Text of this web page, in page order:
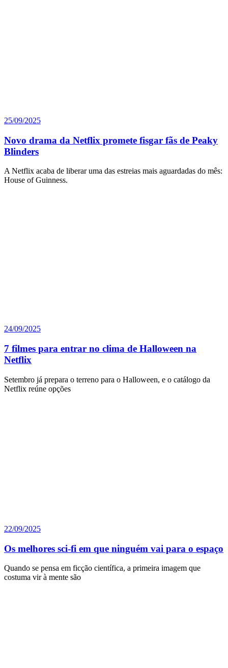
25/09/2025
Novo drama da Netflix promete fisgar fãs de Peaky
Blinders
A Netflix acaba de liberar uma das estreias mais aguardadas do mês:
House of Guinness.
24/09/2025
7 filmes para entrar no clima de Halloween na
Netflix
Setembro já prepara o terreno para o Halloween, e o catálogo da
Netflix reúne opções
22/09/2025
Os melhores sci-fi em que ninguém vai para o espaço
Quando se pensa em ficção científica, a primeira imagem que
costuma vir à mente são